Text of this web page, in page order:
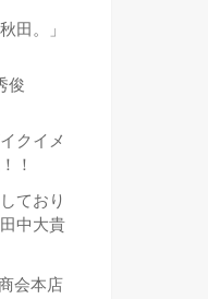
田。」
俊
クイメ
！
ており
中大貴
会本店